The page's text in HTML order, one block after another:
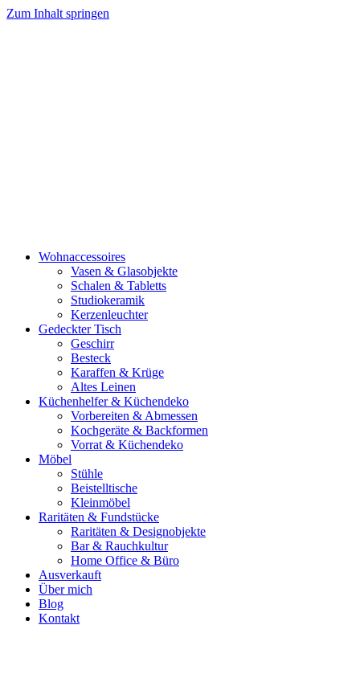
Zum Inhalt springen
Wohnaccessoires
Vasen & Glasobjekte
Schalen & Tabletts
Studiokeramik
Kerzenleuchter
Gedeckter Tisch
Geschirr
Besteck
Karaffen & Krüge
Altes Leinen
Küchenhelfer & Küchendeko
Vorbereiten & Abmessen
Kochgeräte & Backformen
Vorrat & Küchendeko
Möbel
Stühle
Beistelltische
Kleinmöbel
Raritäten & Fundstücke
Raritäten & Designobjekte
Bar & Rauchkultur
Home Office & Büro
Ausverkauft
Über mich
Blog
Kontakt